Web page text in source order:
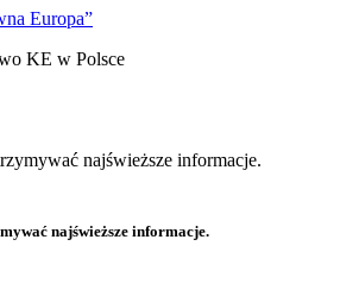
Europa”
KE w Polsce
najświeższe informacje.
najświeższe informacje.